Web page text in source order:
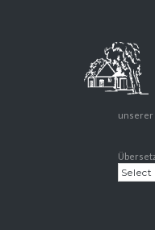
unserer